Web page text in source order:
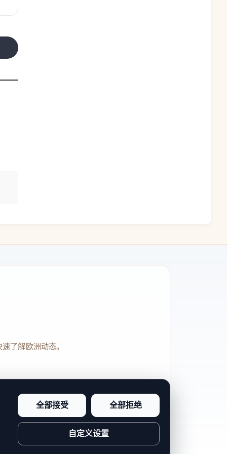
了解欧洲动态。
感和站点完整度。
全部接受 全部拒绝
自定义设置